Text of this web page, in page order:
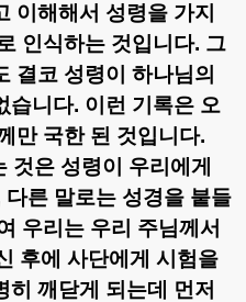
이해해서 성령을 가지
인식하는 것입니다. 그
결코 성령이 하나님의
습니다. 이런 기록은 오
만 국한 된 것입니다.
것은 성령이 우리에게
다른 말로는 성경을 붙들
우리는 우리 주님께서
후에 사단에게 시험을
히 깨닫게 되는데 먼저